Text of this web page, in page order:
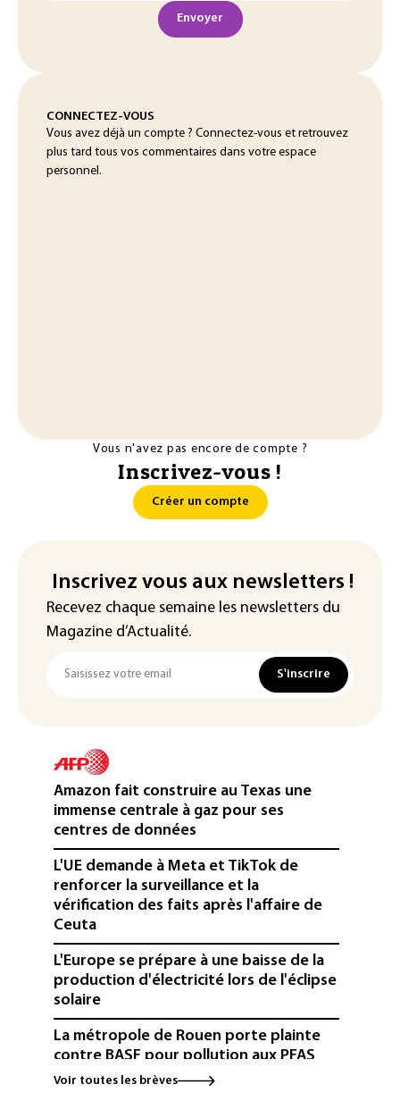
Envoyer
CONNECTEZ-VOUS
Vous avez déjà un compte ? Connectez-vous et retrouvez
plus tard tous vos commentaires dans votre espace
personnel.
Vous n'avez pas encore de compte ?
Inscrivez-vous !
Créer un compte
Inscrivez vous aux newsletters !
Recevez chaque semaine les newsletters du
Magazine d’Actualité.
S'inscrire
Amazon fait construire au Texas une
immense centrale à gaz pour ses
centres de données
L'UE demande à Meta et TikTok de
renforcer la surveillance et la
vérification des faits après l'affaire de
Ceuta
L'Europe se prépare à une baisse de la
production d'électricité lors de l'éclipse
solaire
La métropole de Rouen porte plainte
contre BASF pour pollution aux PFAS
Canicule: à l'arrêt depuis fin juillet, la
Voir toutes les brèves